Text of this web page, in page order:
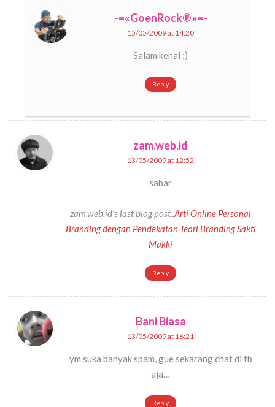
-=«GoenRock®»=-
15/05/2009 at 14:20
Salam kenal :)
Reply
zam.web.id
13/05/2009 at 12:52
sabar
zam.web.id’s last blog post..Arti Online Personal
Branding dengan Pendekatan Teori Branding Sakti
Makki
Reply
Bani Biasa
13/05/2009 at 16:21
ym suka banyak spam, gue sekarang chat di fb
aja…
Reply